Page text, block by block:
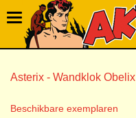
Asterix - Wandklok Obelix
Beschikbare exemplaren